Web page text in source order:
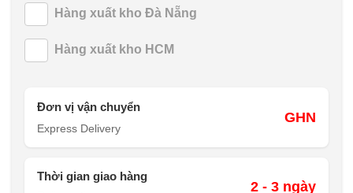
Hàng xuất kho Đà Nẵng
Hàng xuất kho HCM
Đơn vị vận chuyển
Express Delivery
GHN
Thời gian giao hàng
2 - 3 ngày